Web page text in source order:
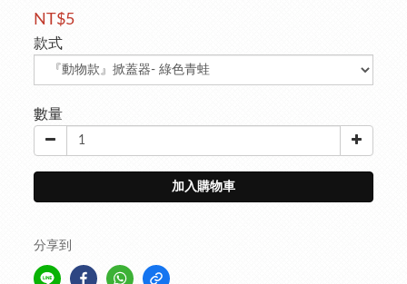
NT$5
款式
數量
加入購物車
分享到